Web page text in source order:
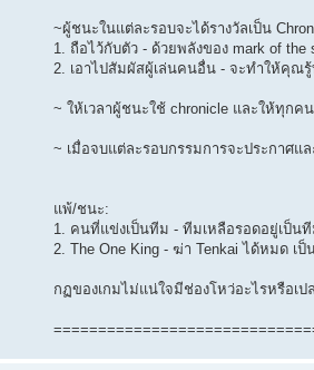
~ผู้ชนะในแต่ละรอบจะได้รางวัลเป็น
1. ถือไว้กับตัว - ด้วยพลังของ mark of
2. เอาไปสัมผัสผู้เล่นคนอื่น - จะทำให้คุณ
~ ให้เวลาผู้ชนะใช้ chronicle และให้ทุก
~ เมื่อจบแต่ละรอบกรรมการจะประกาศแ
แพ้/ชนะ:
1. คนที่แข่งเป็นทีม - ทีมเหลือรอดอยู่เป็น
2. The One King - ฆ่า Tenkai ได้หมด เป็
กฏของเกมไม่แน่ใจมีช่องโหว่อะไรหรือเ